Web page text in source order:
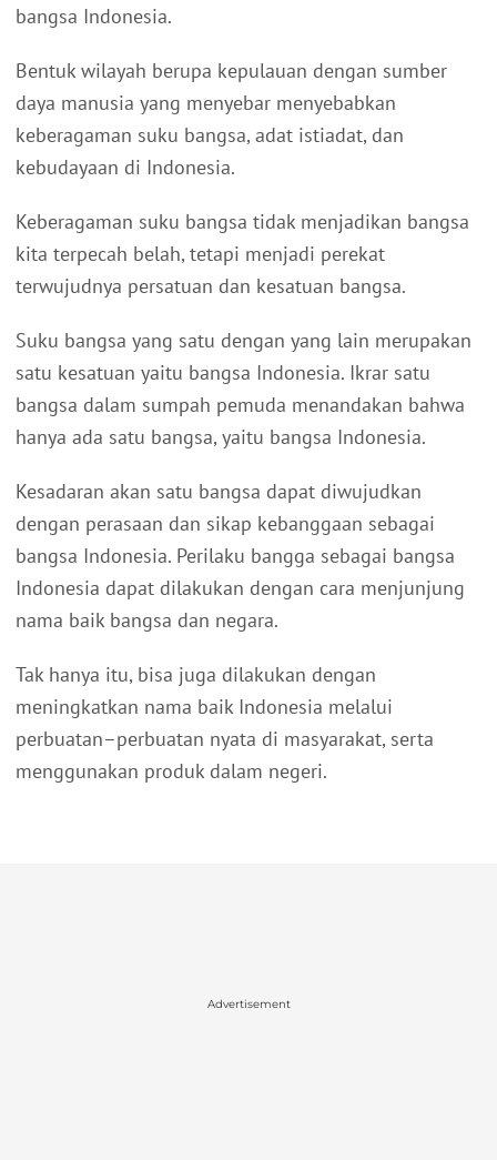
bangsa Indonesia.
Bentuk wilayah berupa kepulauan dengan sumber
daya manusia yang menyebar menyebabkan
keberagaman suku bangsa, adat istiadat, dan
kebudayaan di Indonesia.
Keberagaman suku bangsa tidak menjadikan bangsa
kita terpecah belah, tetapi menjadi perekat
terwujudnya persatuan dan kesatuan bangsa.
Suku bangsa yang satu dengan yang lain merupakan
satu kesatuan yaitu bangsa Indonesia. Ikrar satu
bangsa dalam sumpah pemuda menandakan bahwa
hanya ada satu bangsa, yaitu bangsa Indonesia.
Kesadaran akan satu bangsa dapat diwujudkan
dengan perasaan dan sikap kebanggaan sebagai
bangsa Indonesia. Perilaku bangga sebagai bangsa
Indonesia dapat dilakukan dengan cara menjunjung
nama baik bangsa dan negara.
Tak hanya itu, bisa juga dilakukan dengan
meningkatkan nama baik Indonesia melalui
perbuatan–perbuatan nyata di masyarakat, serta
menggunakan produk dalam negeri.
Advertisement